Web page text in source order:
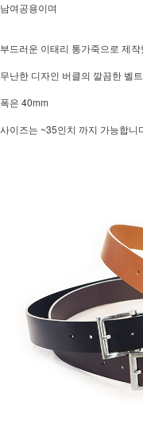
남여공용이며
부드러운 이태리 통가죽으로 제
무난한 디자인 버클의 깔끔한 벨
폭은 40mm
사이즈는 ~35인치 까지 가능합니